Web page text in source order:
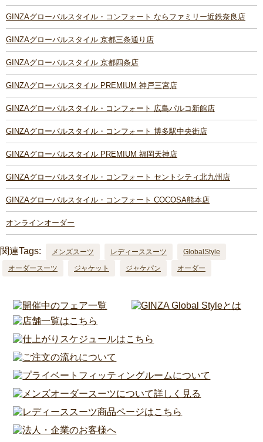
GINZAグローバルスタイル・コンフォート ならファミリー近鉄奈良店
GINZAグローバルスタイル 京都三条通り店
GINZAグローバルスタイル 京都四条店
GINZAグローバルスタイル PREMIUM 神戸三宮店
GINZAグローバルスタイル・コンフォート 広島パルコ新館店
GINZAグローバルスタイル・コンフォート 博多駅中央街店
GINZAグローバルスタイル PREMIUM 福岡天神店
GINZAグローバルスタイル・コンフォート セントシティ北九州店
GINZAグローバルスタイル・コンフォート COCOSA熊本店
オンラインオーダー
関連Tags: メンズスーツ レディーススーツ
GlobalStyle
オーダースーツ
ジャケット ジャケパン オーダー